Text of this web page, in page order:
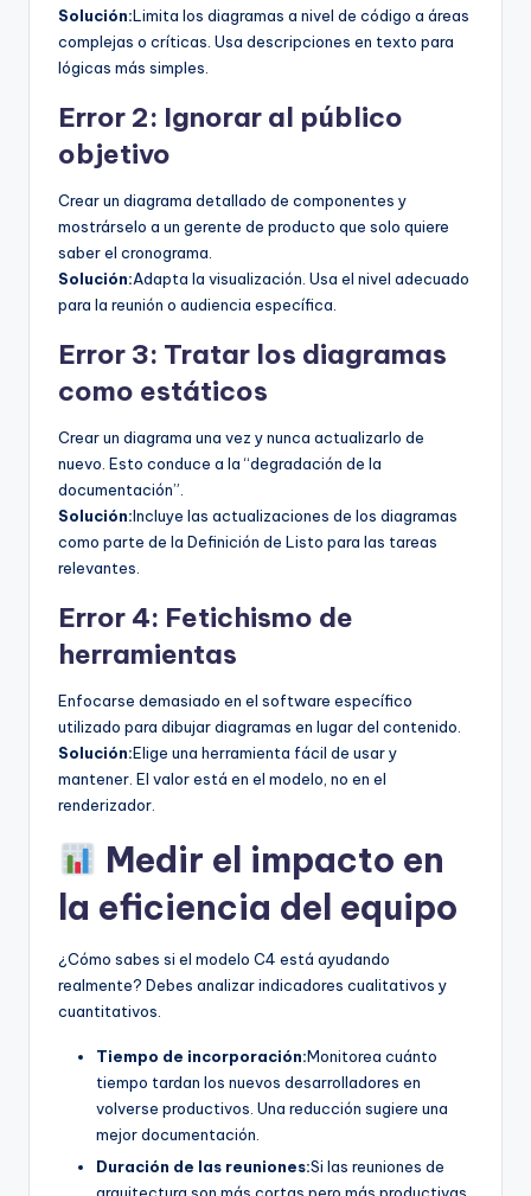
Solución:Limita los diagramas a nivel de código a áreas
complejas o críticas. Usa descripciones en texto para
lógicas más simples.
Error 2: Ignorar al público
objetivo
Crear un diagrama detallado de componentes y
mostrárselo a un gerente de producto que solo quiere
saber el cronograma.
Solución:Adapta la visualización. Usa el nivel adecuado
para la reunión o audiencia específica.
Error 3: Tratar los diagramas
como estáticos
Crear un diagrama una vez y nunca actualizarlo de
nuevo. Esto conduce a la “degradación de la
documentación”.
Solución:Incluye las actualizaciones de los diagramas
como parte de la Definición de Listo para las tareas
relevantes.
Error 4: Fetichismo de
herramientas
Enfocarse demasiado en el software específico
utilizado para dibujar diagramas en lugar del contenido.
Solución:Elige una herramienta fácil de usar y
mantener. El valor está en el modelo, no en el
renderizador.
Medir el impacto en
la eficiencia del equipo
¿Cómo sabes si el modelo C4 está ayudando
realmente? Debes analizar indicadores cualitativos y
cuantitativos.
Tiempo de incorporación:Monitorea cuánto
tiempo tardan los nuevos desarrolladores en
volverse productivos. Una reducción sugiere una
mejor documentación.
Duración de las reuniones:Si las reuniones de
arquitectura son más cortas pero más productivas,